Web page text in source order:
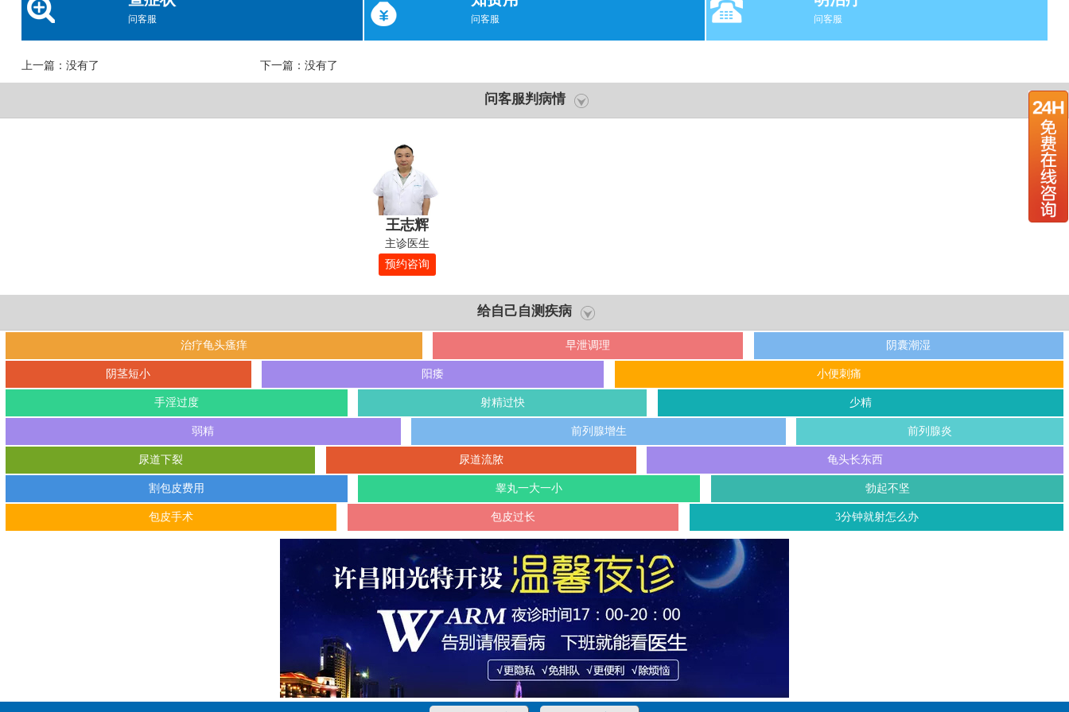
问客服 问客服 问客服
上一篇：没有了 下一篇：没有了
问客服判病情
王志辉
主诊医生
预约咨询
给自己自测疾病
治疗龟头瘙痒 早泄调理 阴囊潮湿
阴茎短小 阳痿 小便刺痛
手淫过度 射精过快 少精
弱精 前列腺增生 前列腺炎
尿道下裂 尿道流脓 龟头长东西
割包皮费用 睾丸一大一小 勃起不坚
包皮手术 包皮过长 3分钟就射怎么办